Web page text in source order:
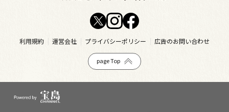
利用規約 運営会社 プライバシーポリシー 広告のお問い合わせ
page Top